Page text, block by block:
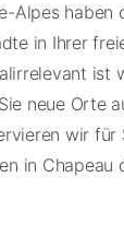
Alpes haben
in Ihrer
ist
neue Orte
wir für
in Chapeau